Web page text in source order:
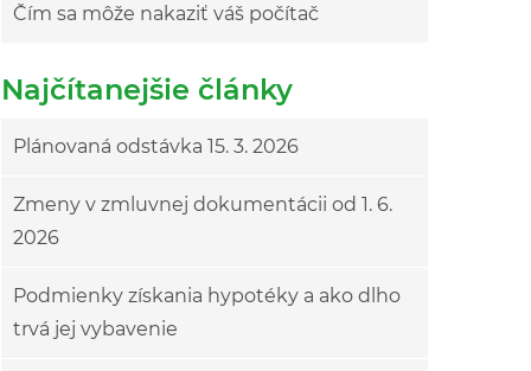
Čím sa môže nakaziť váš počítač
Najčítanejšie články
Plánovaná odstávka 15. 3. 2026
Zmeny v zmluvnej dokumentácii od 1. 6.
2026
Podmienky získania hypotéky a ako dlho
trvá jej vybavenie